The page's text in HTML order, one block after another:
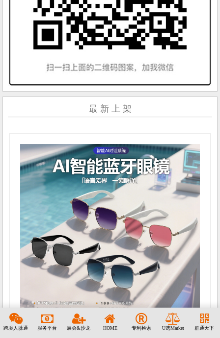
最 新 上 架
跨境人脉通 服务平台 展会&沙龙 HOME 专利检索 U选Market 群通天下